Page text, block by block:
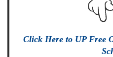
Click Here to UP Free